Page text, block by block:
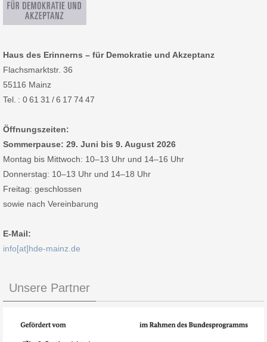
Haus des Erinnerns – für Demokratie und Akzeptanz
Flachsmarktstr. 36
55116 Mainz
Tel. : 0 61 31 / 6 17 74 47
Öffnungszeiten:
Sommerpause: 29. Juni bis 9. August 2026
Montag bis Mittwoch: 10–13 Uhr und 14–16 Uhr
Donnerstag: 10–13 Uhr und 14–18 Uhr
Freitag: geschlossen
sowie nach Vereinbarung
E-Mail:
info[at]hde-mainz.de
Unsere Partner